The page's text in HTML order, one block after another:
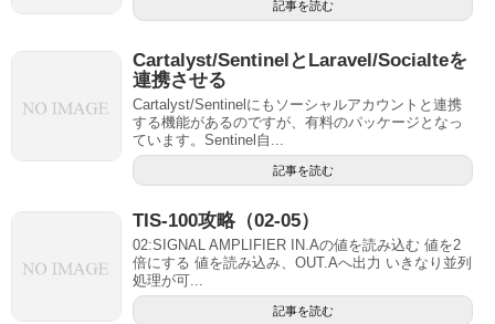
記事を読む
Cartalyst/SentinelとLaravel/Socialteを
連携させる
Cartalyst/Sentinelにもソーシャルアカウントと連携
する機能があるのですが、有料のパッケージとなっ
ています。Sentinel自...
記事を読む
TIS-100攻略（02-05）
02:SIGNAL AMPLIFIER IN.Aの値を読み込む 値を2
倍にする 値を読み込み、OUT.Aへ出力 いきなり並列
処理が可...
記事を読む